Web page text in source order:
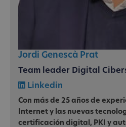
Jordi Genescà Prat
Team leader Digital
Linkedin
Con más de 25 años de
Internet y las nuevas
certificación digital, PKI y